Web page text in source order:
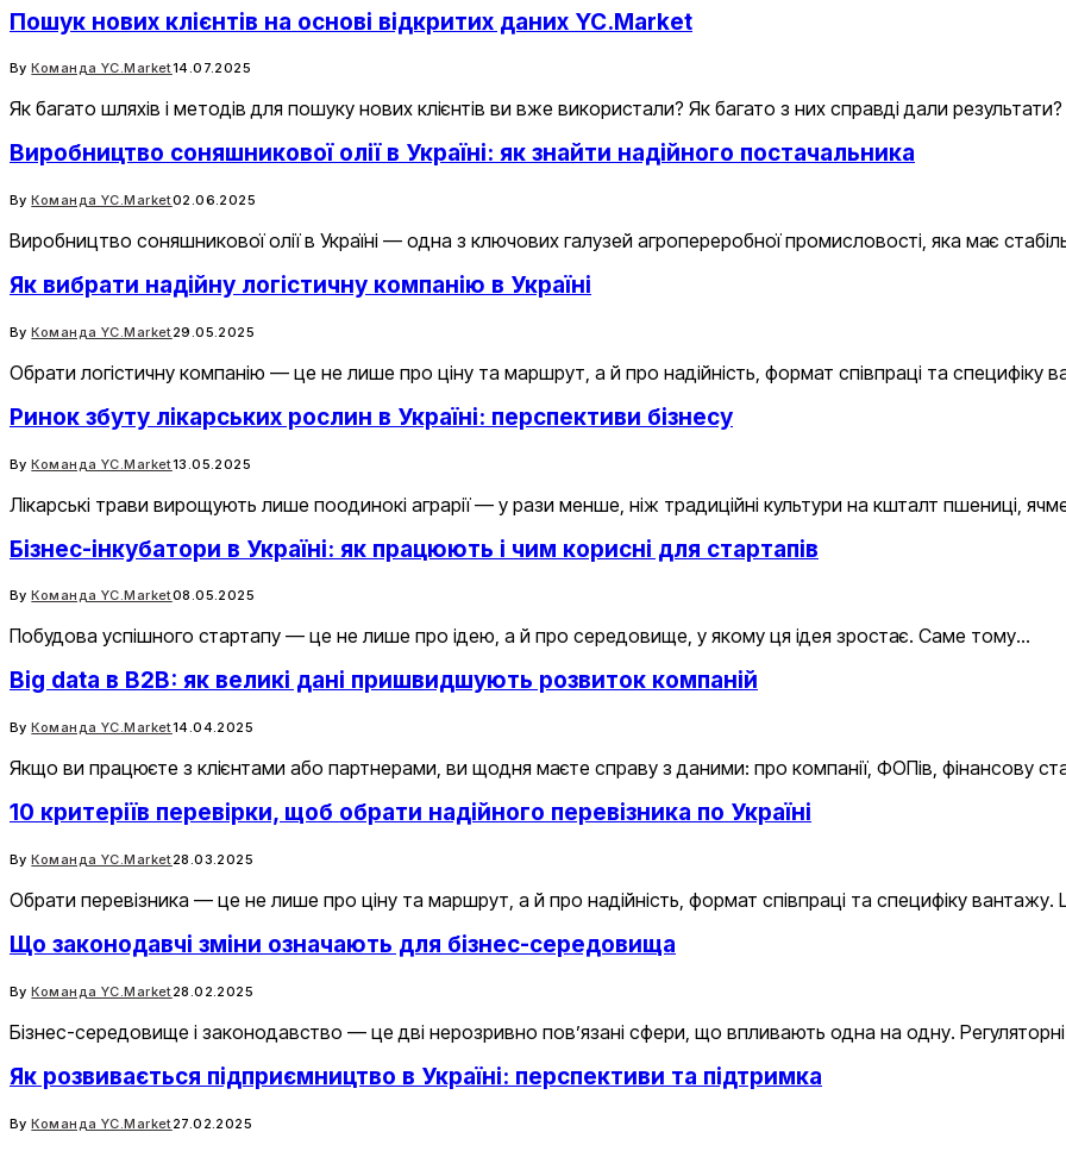
Пошук нових клієнтів на основі відкритих даних YC.Market
By Команда YC.Market14.07.2025
Як багато шляхів і методів для пошуку нових клієнтів ви вже використали? Як багато з них справді дали
Виробництво соняшникової олії в Україні: як знайти надійного постачальника
By Команда YC.Market02.06.2025
Виробництво соняшникової олії в Україні — одна з ключових галузей агропереробної промисловості, яка має
Як вибрати надійну логістичну компанію в Україні
By Команда YC.Market29.05.2025
Обрати логістичну компанію — це не лише про ціну та маршрут, а й про надійність, формат співпраці та специфіку
Ринок збуту лікарських рослин в Україні: перспективи бізнесу
By Команда YC.Market13.05.2025
Лікарські трави вирощують лише поодинокі аграрії — у рази менше, ніж традиційні культури на кшталт пшениці,
Бізнес-інкубатори в Україні: як працюють і чим корисні для стартапів
By Команда YC.Market08.05.2025
Побудова успішного стартапу — це не лише про ідею, а й про середовище, у якому ця ідея зростає. Саме тому…
Big data в B2B: як великі дані пришвидшують розвиток компаній
By Команда YC.Market14.04.2025
Якщо ви працюєте з клієнтами або партнерами, ви щодня маєте справу з даними: про компанії, ФОПів, фінансову
10 критеріїв перевірки, щоб обрати надійного перевізника по Україні
By Команда YC.Market28.03.2025
Обрати перевізника — це не лише про ціну та маршрут, а й про надійність, формат співпраці та специфіку
Що законодавчі зміни означають для бізнес-середовища
By Команда YC.Market28.02.2025
Бізнес-середовище і законодавство — це дві нерозривно пов’язані сфери, що впливають одна на одну.
Як розвивається підприємництво в Україні: перспективи та підтримка
By Команда YC.Market27.02.2025